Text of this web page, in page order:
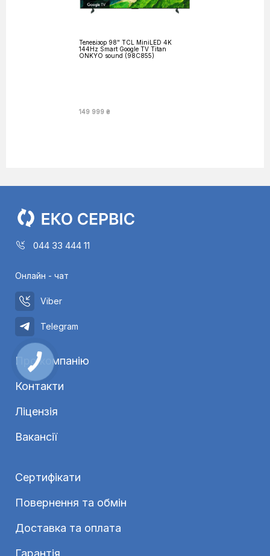
Телевізор 98" TCL MiniLED 4K
144Hz Smart Google TV Titan
ONKYO sound (98C855)
149 999 ₴
044 33 444 11
Онлайн - чат
Viber
Telegram
Про компанію
Контакти
Ліцензія
Вакансії
Сертифікати
Повернення та обмін
Доставка та оплата
Гарантія